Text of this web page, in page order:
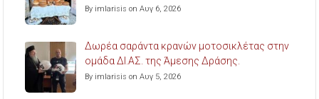
By imlarisis on Αυγ 6, 2026
Δωρέα σαράντα κρανών μοτοσικλέτας στην
ομάδα ΔΙ.ΑΣ. της Άμεσης Δράσης.
By imlarisis on Αυγ 5, 2026